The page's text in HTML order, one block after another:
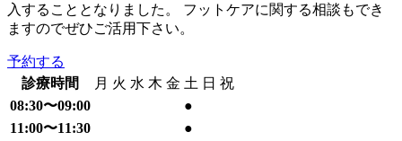
入することとなりました。 フットケアに関する相談もでき
ますのでぜひご活用下さい。
予約する
診療時間
月 火 水 木 金 土 日 祝
08:30〜09:00
●
11:00〜11:30
●